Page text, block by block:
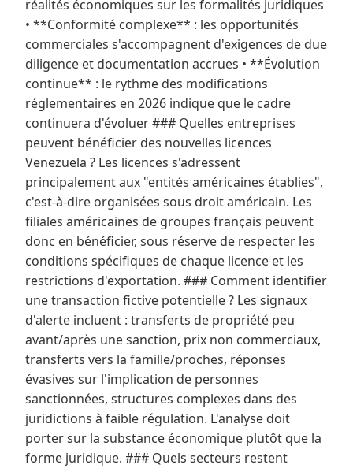
réalités économiques sur les formalités juridiques
• **Conformité complexe** : les opportunités
commerciales s'accompagnent d'exigences de due
diligence et documentation accrues • **Évolution
continue** : le rythme des modifications
réglementaires en 2026 indique que le cadre
continuera d'évoluer ### Quelles entreprises
peuvent bénéficier des nouvelles licences
Venezuela ? Les licences s'adressent
principalement aux "entités américaines établies",
c'est-à-dire organisées sous droit américain. Les
filiales américaines de groupes français peuvent
donc en bénéficier, sous réserve de respecter les
conditions spécifiques de chaque licence et les
restrictions d'exportation. ### Comment identifier
une transaction fictive potentielle ? Les signaux
d'alerte incluent : transferts de propriété peu
avant/après une sanction, prix non commerciaux,
transferts vers la famille/proches, réponses
évasives sur l'implication de personnes
sanctionnées, structures complexes dans des
juridictions à faible régulation. L'analyse doit
porter sur la substance économique plutôt que la
forme juridique. ### Quels secteurs restent